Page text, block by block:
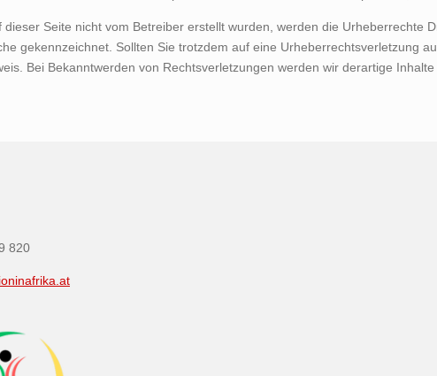
dieser Seite nicht vom Betreiber erstellt wurden, werden die Urheberrechte
gekennzeichnet. Sollten Sie trotzdem auf eine Urheberrechtsverletzung
Bei Bekanntwerden von Rechtsverletzungen werden wir derartige Inhalte
820